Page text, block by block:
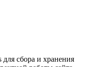
для сбора и хранения